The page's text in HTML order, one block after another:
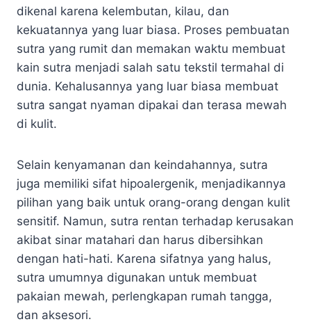
dikenal karena kelembutan, kilau, dan
kekuatannya yang luar biasa. Proses pembuatan
sutra yang rumit dan memakan waktu membuat
kain sutra menjadi salah satu tekstil termahal di
dunia. Kehalusannya yang luar biasa membuat
sutra sangat nyaman dipakai dan terasa mewah
di kulit.
Selain kenyamanan dan keindahannya, sutra
juga memiliki sifat hipoalergenik, menjadikannya
pilihan yang baik untuk orang-orang dengan kulit
sensitif. Namun, sutra rentan terhadap kerusakan
akibat sinar matahari dan harus dibersihkan
dengan hati-hati. Karena sifatnya yang halus,
sutra umumnya digunakan untuk membuat
pakaian mewah, perlengkapan rumah tangga,
dan aksesori.